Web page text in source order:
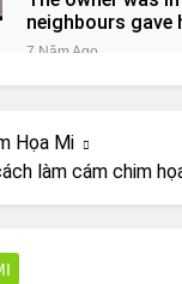
neighbours gave
away!
7 Năm Ago
Why Do Bulldogs
And How to
Họa Mi
làm cám chim